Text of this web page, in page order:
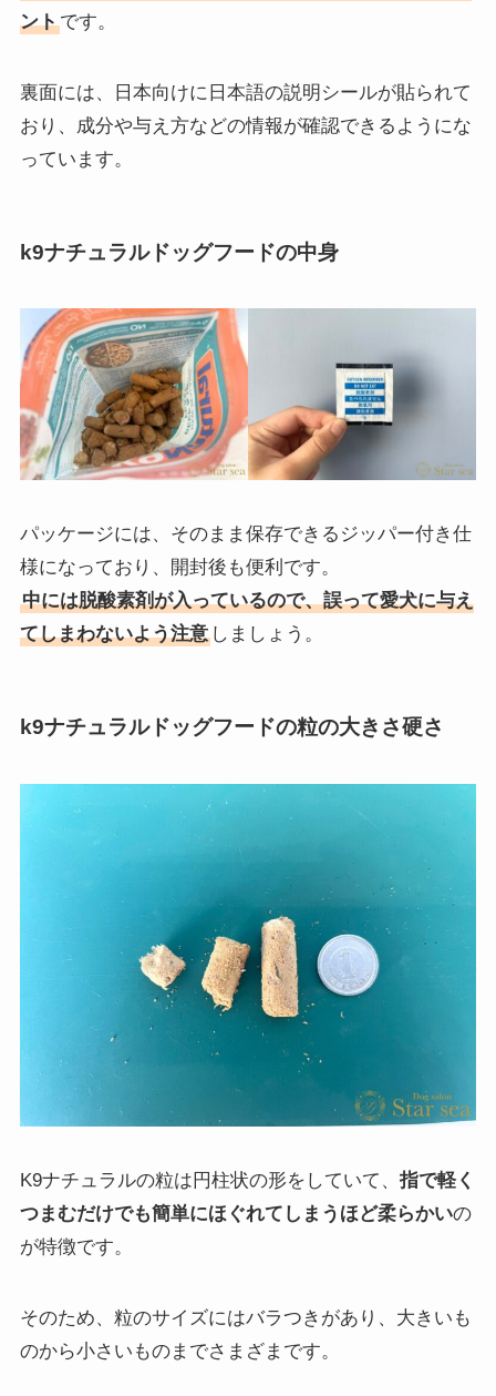
ントです。
裏面には、日本向けに日本語の説明シールが貼られて
おり、成分や与え方などの情報が確認できるようにな
っています。
k9ナチュラルドッグフードの中身
パッケージには、そのまま保存できるジッパー付き仕
様になっており、開封後も便利です。
中には脱酸素剤が入っているので、誤って愛犬に与え
てしまわないよう注意しましょう。
k9ナチュラルドッグフードの粒の大きさ硬さ
K9ナチュラルの粒は円柱状の形をしていて、 指で軽く
つまむだけでも簡単にほぐれてしまうほど柔らかいの
が特徴です。
そのため、粒のサイズにはバラつきがあり、大きいも
のから小さいものまでさまざまです。